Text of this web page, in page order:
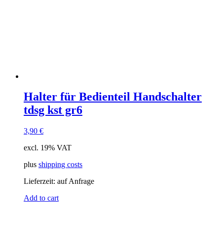
Halter für Bedienteil Handschalter
tdsg kst gr6
3,90 €
excl. 19% VAT
plus shipping costs
Lieferzeit: auf Anfrage
Add to cart